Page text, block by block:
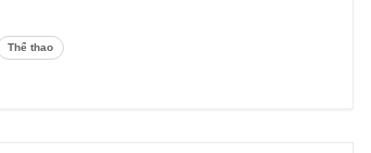
Thể thao